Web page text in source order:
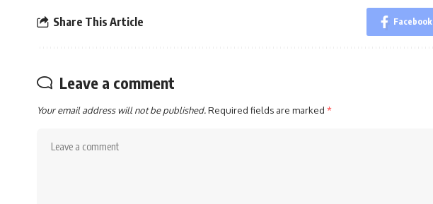
Share This Article Facebook
Leave a comment
Your email address will not be published.Required fields are marked *